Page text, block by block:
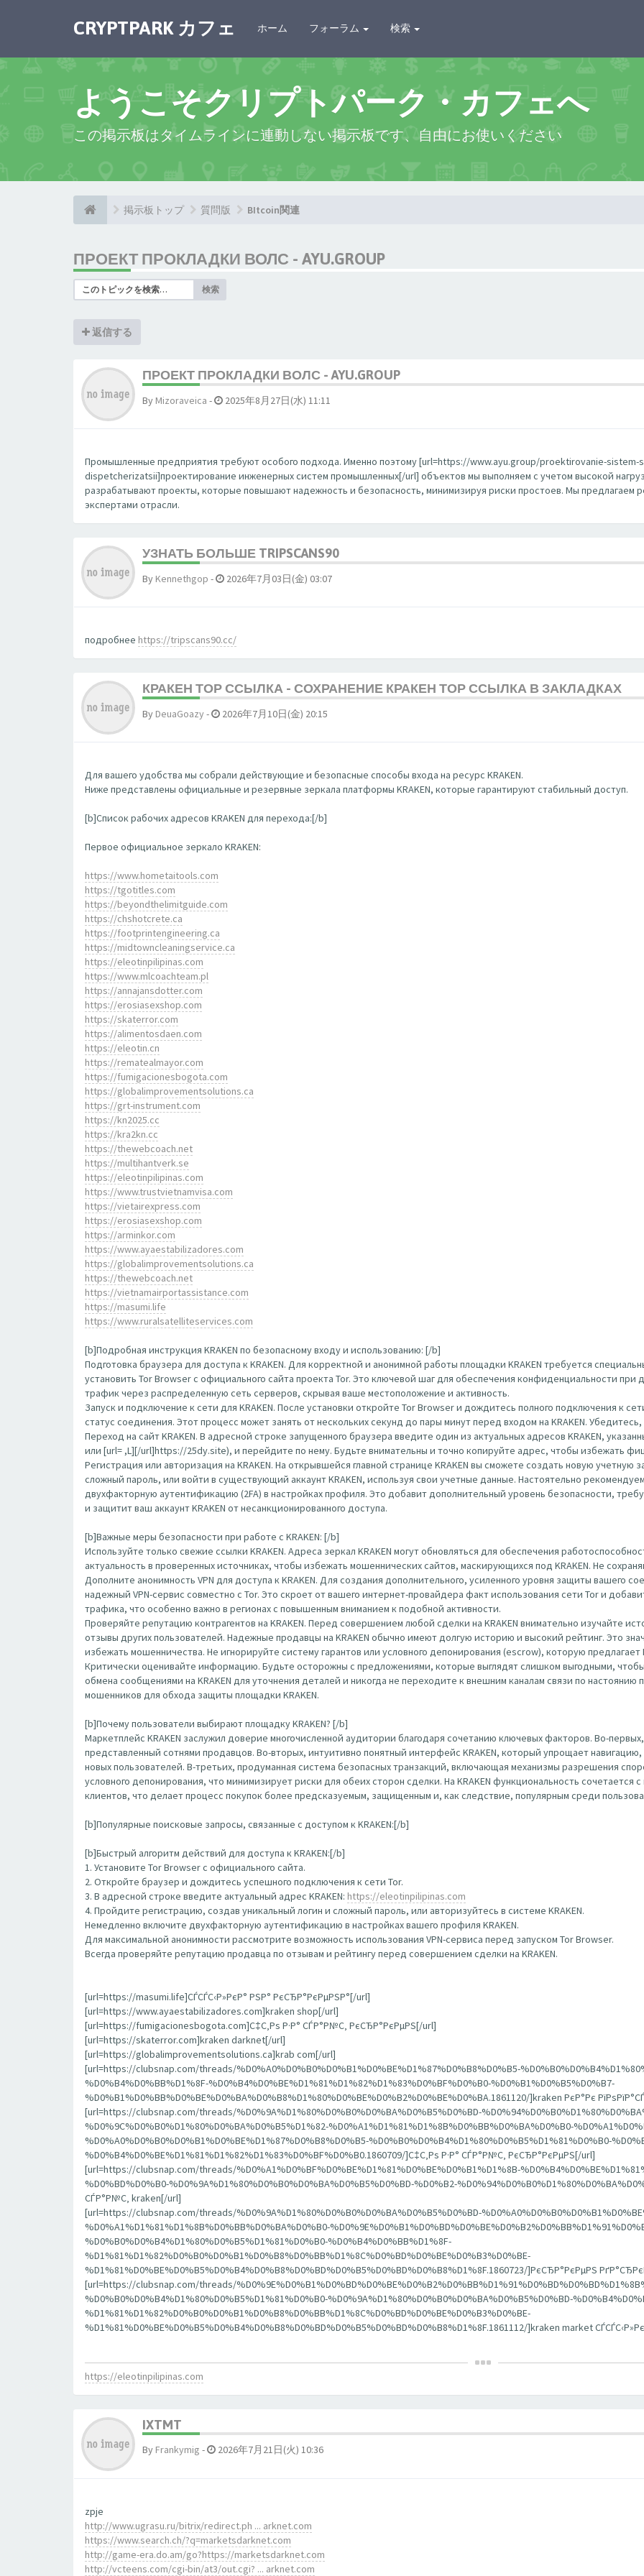
CRYPTPARK カフェ ホーム フォーラム 検索
ようこそクリプトパーク・カフェへ
この掲示板はタイムラインに連動しない掲示板です、自由にお使いください
掲示板トップ 質問版 BItcoin関連
ПРОЕКТ ПРОКЛАДКИ ВОЛС - AYU.GROUP
検索
返信する
ПРОЕКТ ПРОКЛАДКИ ВОЛС - AYU.GROUP
By Mizoraveica - 2025年8月27日(水) 11:11
Промышленные предприятия требуют особого подхода. Именно поэтому [url=https://www.ayu.group/proektirovanie-
dispetcherizatsii]проектирование инженерных систем промышленных[/url] объектов мы выполняем с учетом высокой
разрабатывают проекты, которые повышают надежность и безопасность, минимизируя риски простоев. Мы предлагаем
экспертами отрасли.
УЗНАТЬ БОЛЬШЕ TRIPSCANS90
By Kennethgop - 2026年7月03日(金) 03:07
подробнее https://tripscans90.cc/
КРАКЕН ТОР ССЫЛКА - СОХРАНЕНИЕ КРАКЕН ТОР ССЫЛКА В ЗАКЛАДКАХ
By DeuaGoazy- 2026年7月10日(金) 20:15
Для вашего удобства мы собрали действующие и безопасные способы входа на ресурс KRAKEN.
Ниже представлены официальные и резервные зеркала платформы KRAKEN, которые гарантируют стабильный доступ.
[b]Список рабочих адресов KRAKEN для перехода:[/b]
Первое официальное зеркало KRAKEN:
https://www.hometaitools.com
https://tgotitles.com
https://beyondthelimitguide.com
https://chshotcrete.ca
https://footprintengineering.ca
https://midtowncleaningservice.ca
https://eleotinpilipinas.com
https://www.mlcoachteam.pl
https://annajansdotter.com
https://erosiasexshop.com
https://skaterror.com
https://alimentosdaen.com
https://eleotin.cn
https://rematealmayor.com
https://fumigacionesbogota.com
https://globalimprovementsolutions.ca
https://grt-instrument.com
https://kn2025.cc
https://kra2kn.cc
https://thewebcoach.net
https://multihantverk.se
https://eleotinpilipinas.com
https://www.trustvietnamvisa.com
https://vietairexpress.com
https://erosiasexshop.com
https://arminkor.com
https://www.ayaestabilizadores.com
https://globalimprovementsolutions.ca
https://thewebcoach.net
https://vietnamairportassistance.com
https://masumi.life
https://www.ruralsatelliteservices.com
[b]Подробная инструкция KRAKEN по безопасному входу и использованию: [/b]
Подготовка браузера для доступа к KRAKEN. Для корректной и анонимной работы площадки KRAKEN требуется
установить Tor Browser с официального сайта проекта Tor. Это ключевой шаг для обеспечения конфиденциальности при
трафик через распределенную сеть серверов, скрывая ваше местоположение и активность.
Запуск и подключение к сети для KRAKEN. После установки откройте Tor Browser и дождитесь полного подключения к
статус соединения. Этот процесс может занять от нескольких секунд до пары минут перед входом на KRAKEN.
Переход на сайт KRAKEN. В адресной строке запущенного браузера введите один из актуальных адресов KRAKEN,
или [url= ,L][/url]https://25dy.site), и перейдите по нему. Будьте внимательны и точно копируйте адрес, чтобы избежать
Регистрация или авторизация на KRAKEN. На открывшейся главной странице KRAKEN вы сможете создать новую учетную
сложный пароль, или войти в существующий аккаунт KRAKEN, используя свои учетные данные. Настоятельно
двухфакторную аутентификацию (2FA) в настройках профиля. Это добавит дополнительный уровень безопасности,
и защитит ваш аккаунт KRAKEN от несанкционированного доступа.
[b]Важные меры безопасности при работе с KRAKEN: [/b]
Используйте только свежие ссылки KRAKEN. Адреса зеркал KRAKEN могут обновляться для обеспечения
актуальность в проверенных источниках, чтобы избежать мошеннических сайтов, маскирующихся под KRAKEN. Не
Дополните анонимность VPN для доступа к KRAKEN. Для создания дополнительного, усиленного уровня защиты вашего
надежный VPN-сервис совместно с Tor. Это скроет от вашего интернет-провайдера факт использования сети Tor и
трафика, что особенно важно в регионах с повышенным вниманием к подобной активности.
Проверяйте репутацию контрагентов на KRAKEN. Перед совершением любой сделки на KRAKEN внимательно изучайте
отзывы других пользователей. Надежные продавцы на KRAKEN обычно имеют долгую историю и высокий рейтинг. Это
избежать мошенничества. Не игнорируйте систему гарантов или условного депонирования (escrow), которую предлагает
Критически оценивайте информацию. Будьте осторожны с предложениями, которые выглядят слишком выгодными,
обмена сообщениями на KRAKEN для уточнения деталей и никогда не переходите к внешним каналам связи по настоянию
мошенников для обхода защиты площадки KRAKEN.
[b]Почему пользователи выбирают площадку KRAKEN? [/b]
Маркетплейс KRAKEN заслужил доверие многочисленной аудитории благодаря сочетанию ключевых факторов. Во-
представленный сотнями продавцов. Во-вторых, интуитивно понятный интерфейс KRAKEN, который упрощает
новых пользователей. В-третьих, продуманная система безопасных транзакций, включающая механизмы разрешения
условного депонирования, что минимизирует риски для обеих сторон сделки. На KRAKEN функциональность
клиентов, что делает процесс покупок более предсказуемым, защищенным и, как следствие, популярным среди
[b]Популярные поисковые запросы, связанные с доступом к KRAKEN:[/b]
[b]Быстрый алгоритм действий для доступа к KRAKEN:[/b]
1. Установите Tor Browser с официального сайта.
2. Откройте браузер и дождитесь успешного подключения к сети Tor.
3. В адресной строке введите актуальный адрес KRAKEN: https://eleotinpilipinas.com
4. Пройдите регистрацию, создав уникальный логин и сложный пароль, или авторизуйтесь в системе KRAKEN.
Немедленно включите двухфакторную аутентификацию в настройках вашего профиля KRAKEN.
Для максимальной анонимности рассмотрите возможность использования VPN-сервиса перед запуском Tor Browser.
Всегда проверяйте репутацию продавца по отзывам и рейтингу перед совершением сделки на KRAKEN.
[url=https://masumi.life]СЃСЃС‹Р»РєР° РЅР° РєСЂР°РєРµРЅР°[/url]
[url=https://www.ayaestabilizadores.com]kraken shop[/url]
[url=https://fumigacionesbogota.com]С‡С‚Рѕ Р·Р° СЃР°Р№С‚ РєСЂР°РєРµРЅ[/url]
[url=https://skaterror.com]kraken darknet[/url]
[url=https://globalimprovementsolutions.ca]krab com[/url]
[url=https://clubsnap.com/threads/%D0%A0%D0%B0%D0%B1%D0%BE%D1%87%D0%B8%D0%B5-
%D0%B4%D0%BB%D1%8F-%D0%B4%D0%BE%D1%81%D1%82%D1%83%D0%BF%D0%B0-%D0%B1%D0%B5%D0%B7-
%D0%B1%D0%BB%D0%BE%D0%BA%D0%B8%D1%80%D0%BE%D0%B2%D0%BE%D0%BA.1861120/]kraken РєР°Рє
[url=https://clubsnap.com/threads/%D0%9A%D1%80%D0%B0%D0%BA%D0%B5%D0%BD-
%D0%9C%D0%B0%D1%80%D0%BA%D0%B5%D1%82-%D0%A1%D1%81%D1%8B%D0%BB%D0%BA%D0%B0-
%D0%A0%D0%B0%D0%B1%D0%BE%D1%87%D0%B8%D0%B5-%D0%B0%D0%B4%D1%80%D0%B5%D1%81%D0%B0-
%D0%B4%D0%BE%D1%81%D1%82%D1%83%D0%BF%D0%B0.1860709/]С‡С‚Рѕ Р·Р° СЃР°Р№С‚ РєСЂР°РєРµРЅ[/url]
[url=https://clubsnap.com/threads/%D0%A1%D0%BF%D0%BE%D1%81%D0%BE%D0%B1%D1%8B-
%D0%BD%D0%B0-%D0%9A%D1%80%D0%B0%D0%BA%D0%B5%D0%BD-%D0%B2-
СЃР°Р№С‚ kraken[/url]
[url=https://clubsnap.com/threads/%D0%9A%D1%80%D0%B0%D0%BA%D0%B5%D0%BD-
%D0%A1%D1%81%D1%8B%D0%BB%D0%BA%D0%B0-
%D0%B0%D0%B4%D1%80%D0%B5%D1%81%D0%B0-%D0%B4%D0%BB%D1%8F-
%D1%81%D1%82%D0%B0%D0%B1%D0%B8%D0%BB%D1%8C%D0%BD%D0%BE%D0%B3%D0%BE-
%D1%81%D0%BE%D0%B5%D0%B4%D0%B8%D0%BD%D0%B5%D0%BD%D0%B8%D1%8F.1860723/]РєСЂР°РєРµРЅ
[url=https://clubsnap.com/threads/
%D0%B0%D0%B4%D1%80%D0%B5%D1%81%D0%B0-%D0%9A%D1%80%D0%B0%D0%BA%D0%B5%D0%BD-
%D1%81%D1%82%D0%B0%D0%B1%D0%B8%D0%BB%D1%8C%D0%BD%D0%BE%D0%B3%D0%BE-
%D1%81%D0%BE%D0%B5%D0%B4%D0%B8%D0%BD%D0%B5%D0%BD%D0%B8%D1%8F.1861112/]kraken market
https://eleotinpilipinas.com
IXTMT
By Frankymig - 2026年7月21日(火) 10:36
zpje
http://www.ugrasu.ru/bitrix/redirect.ph ... arknet.com
https://www.search.ch/?q=marketsdarknet.com
http://game-era.do.am/go?https://marketsdarknet.com
http://vcteens.com/cgi-bin/at3/out.cgi? ... arknet.com